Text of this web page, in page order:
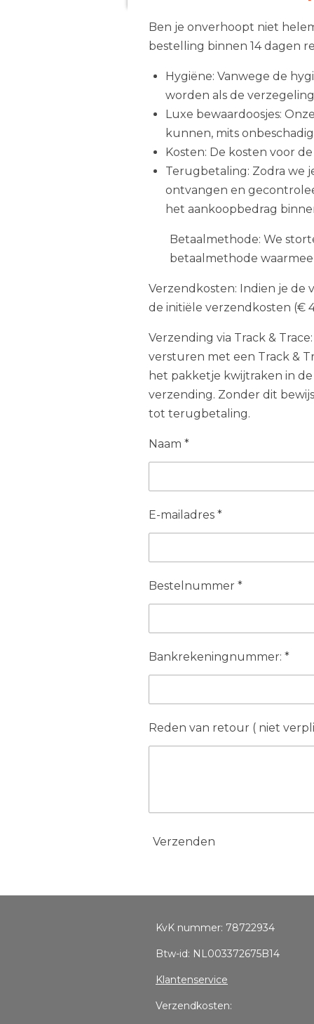
Ben je onverhoopt niet
bestelling binnen 14 dagen
Hygiëne: Vanwege de
worden als de
Luxe bewaardoosjes:
kunnen, mits
Kosten: De kosten voor
Terugbetaling: Zodra we
ontvangen en
het aankoopbedrag
Betaalmethode: We
betaalmethode
Verzendkosten: Indien je
de initiële verzendkosten (€
Verzending via Track &
versturen met een Track &
het pakketje kwijtraken in
verzending. Zonder dit
tot terugbetaling.
Naam *
E-mailadres *
Bestelnummer *
Bankrekeningnummer: *
Reden van retour ( niet
Verzenden
KvK nummer: 78722934
Btw-id: NL003372675B14
Klantenservice
Verzendkosten: